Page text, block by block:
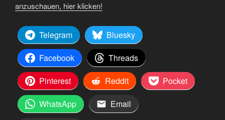
anzuschauen, hier klicken!
Telegram
Bluesky
Facebook
Threads
Pinterest
Reddit
Pocket
WhatsApp
Email